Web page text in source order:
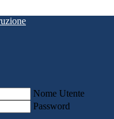
Nome Utente
Password